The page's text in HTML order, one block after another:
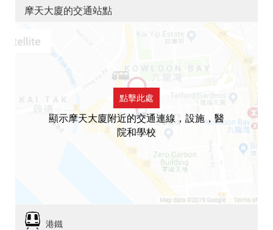
摩天大廈的交通站點
點擊此處
顯示摩天大廈附近的交通連線，設施，醫
院和學校
港鐵